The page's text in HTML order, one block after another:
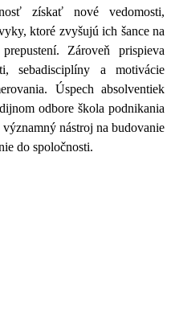
získať nové vedomosti,
ktoré zvyšujú ich šance na
Zároveň prispieva
sebadisciplíny a motivácie
. Úspech absolventiek
odbore škola podnikania
nástroj na budovanie
do spoločnosti.